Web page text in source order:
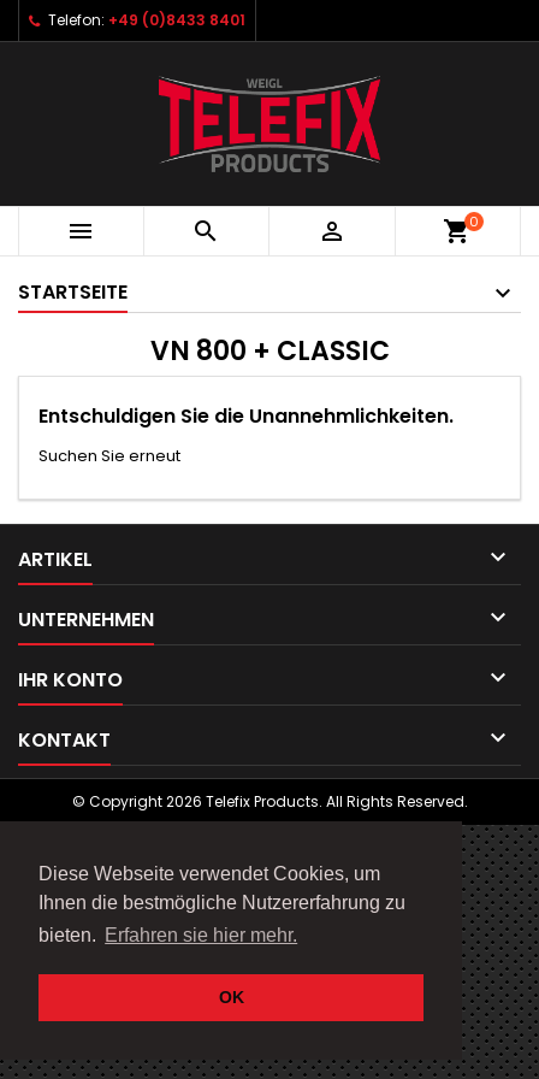
Diese Webseite verwendet Cookies, um
Ihnen die bestmögliche Nutzererfahrung zu
bieten. Erfahren sie hier mehr.
OK
Telefon: +49 (0)8433 8401
   shopping_cart0
STARTSEITE
VN 800 + CLASSIC
Entschuldigen Sie die Unannehmlichkeiten.
Suchen Sie erneut
ARTIKEL 
UNTERNEHMEN 
IHR KONTO 
KONTAKT 
© Copyright 2026 Telefix Products. All Rights Reserved.